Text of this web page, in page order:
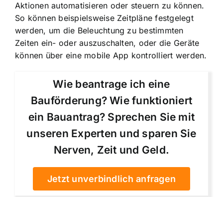
Aktionen automatisieren oder steuern zu können.
So können beispielsweise Zeitpläne festgelegt
werden, um die Beleuchtung zu bestimmten
Zeiten ein- oder auszuschalten, oder die Geräte
können über eine mobile App kontrolliert werden.
Wie beantrage ich eine
Bauförderung? Wie funktioniert
ein Bauantrag? Sprechen Sie mit
unseren Experten und sparen Sie
Nerven, Zeit und Geld.
Jetzt unverbindlich anfragen